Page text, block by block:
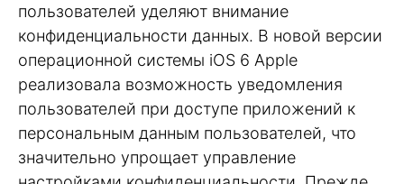
пользователей уделяют внимание
конфиденциальности данных. В новой версии
операционной системы iOS 6 Apple
реализовала возможность уведомления
пользователей при доступе приложений к
персональным данным пользователей, что
значительно упрощает управление